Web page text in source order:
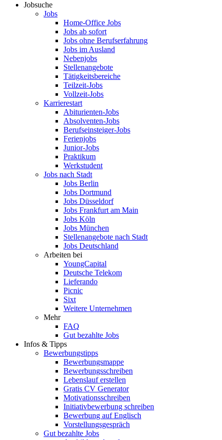
Jobsuche
Jobs
Home-Office Jobs
Jobs ab sofort
Jobs ohne Berufserfahrung
Jobs im Ausland
Nebenjobs
Stellenangebote
Tätigkeitsbereiche
Teilzeit-Jobs
Vollzeit-Jobs
Karrierestart
Abiturienten-Jobs
Absolventen-Jobs
Berufseinsteiger-Jobs
Ferienjobs
Junior-Jobs
Praktikum
Werkstudent
Jobs nach Stadt
Jobs Berlin
Jobs Dortmund
Jobs Düsseldorf
Jobs Frankfurt am Main
Jobs Köln
Jobs München
Stellenangebote nach Stadt
Jobs Deutschland
Arbeiten bei
YoungCapital
Deutsche Telekom
Lieferando
Picnic
Sixt
Weitere Unternehmen
Mehr
FAQ
Gut bezahlte Jobs
Infos & Tipps
Bewerbungstipps
Bewerbungsmappe
Bewerbungsschreiben
Lebenslauf erstellen
Gratis CV Generator
Motivationsschreiben
Initiativbewerbung schreiben
Bewerbung auf Englisch
Vorstellungsgespräch
Gut bezahlte Jobs